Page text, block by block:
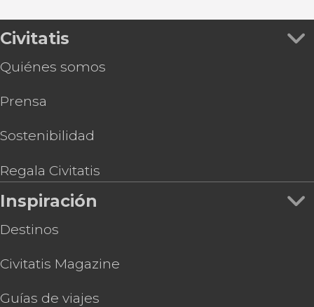
Civitatis
Quiénes somos
Prensa
Sostenibilidad
Regala Civitatis
Inspiración
Destinos
Civitatis Magazine
Guías de viajes